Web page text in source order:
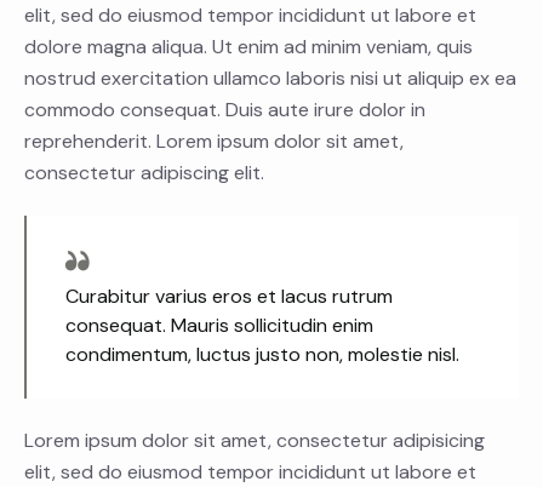
elit, sed do eiusmod tempor incididunt ut labore et
dolore magna aliqua. Ut enim ad minim veniam, quis
nostrud exercitation ullamco laboris nisi ut aliquip ex ea
commodo consequat. Duis aute irure dolor in
reprehenderit. Lorem ipsum dolor sit amet,
consectetur adipiscing elit.
Curabitur varius eros et lacus rutrum
consequat. Mauris sollicitudin enim
condimentum, luctus justo non, molestie nisl.
Lorem ipsum dolor sit amet, consectetur adipisicing
elit, sed do eiusmod tempor incididunt ut labore et